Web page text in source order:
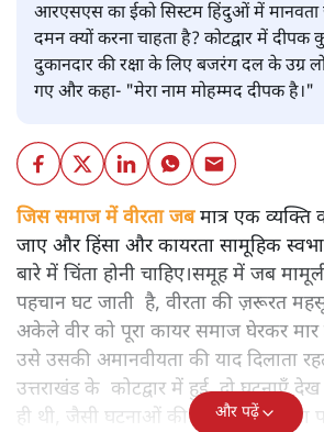
आरएसएस का ईको सिस्टम हिंदुओं में मानवता
दमन क्यों करना चाहता है? कोटद्वार में
दुकानदार की रक्षा के लिए बजरंग दल के उग्र
गए और कहा- "मेरा नाम मोहम्मद दीपक है।"
जिस समाज में वीरता जबमात्र एक
जाए और हिंसा और कायरता सामूहिक
बारे में चिंता होनी चाहिए।समूह में जब
पहचान घट जाती है, वीरता की ज़रूरत
अकेले वीर को पूरा कायर समाज घेरकर मार
उसे उसकी अमानवीयता की याद दिलाता
उत्तराखंड के कोटद्वार में हुई दो घटनाएँ
ही थी, जैसी घटनाओं की खबर हम
और पढ़ें